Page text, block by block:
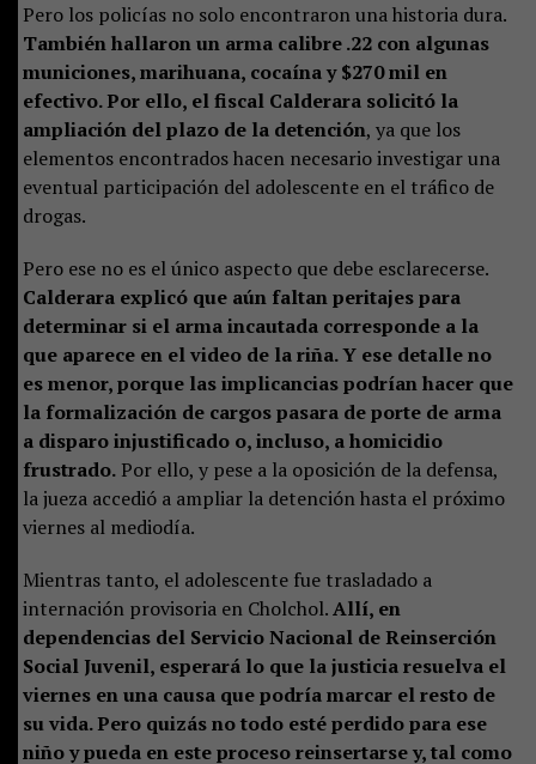
Pero los policías no solo encontraron una historia dura.
También hallaron un arma calibre .22 con algunas
municiones, marihuana, cocaína y $270 mil en
efectivo. Por ello, el fiscal Calderara solicitó la
ampliación del plazo de la detención, ya que los
elementos encontrados hacen necesario investigar una
eventual participación del adolescente en el tráfico de
drogas.
Pero ese no es el único aspecto que debe esclarecerse.
Calderara explicó que aún faltan peritajes para
determinar si el arma incautada corresponde a la
que aparece en el video de la riña. Y ese detalle no
es menor, porque las implicancias podrían hacer que
la formalización de cargos pasara de porte de arma
a disparo injustificado o, incluso, a homicidio
frustrado.Por ello, y pese a la oposición de la defensa,
la jueza accedió a ampliar la detención hasta el próximo
viernes al mediodía.
Mientras tanto, el adolescente fue trasladado a
internación provisoria en Cholchol.Allí, en
dependencias del Servicio Nacional de Reinserción
Social Juvenil, esperará lo que la justicia resuelva el
viernes en una causa que podría marcar el resto de
su vida. Pero quizás no todo esté perdido para ese
niño y pueda en este proceso reinsertarse y, tal como